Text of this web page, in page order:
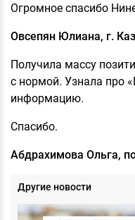
Огромное спасибо
Овсепян Юлиана, г.
Получила массу
с нормой. Узнала про
информацию.
Спасибо.
Абдрахимова Ольга,
Другие новости